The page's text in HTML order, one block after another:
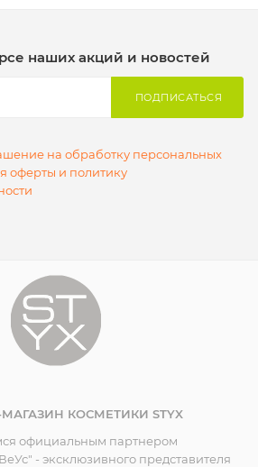
наших акций и новостей
ПОДПИСАТЬСЯ
на обработку персональных
оферты и политику
КОСМЕТИКИ STYX
официальным партнером
- эксклюзивного представителя